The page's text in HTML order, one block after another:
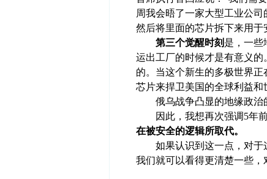
周我会晤了一家大型工业公
然后将里面的芯片拆下来用
第三个觉醒时刻 是，一些
运出工厂的时候才是有意义
的。当这个新生的多极世界
芯片来捍卫美国的全球利益和
俄乌战争凸显的地缘政治
因此，我想再次强调5年前
在被安全的逻辑所取代。
如果认识到这一点，对于这
我们就可以看得更清楚一些，